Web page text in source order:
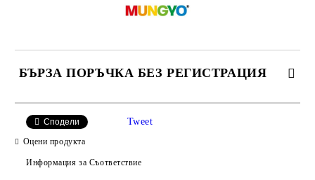
БЪРЗА ПОРЪЧКА БЕЗ РЕГИСТРАЦИЯ
Сподели Tweet
Оцени продукта
Информация за Съответствие